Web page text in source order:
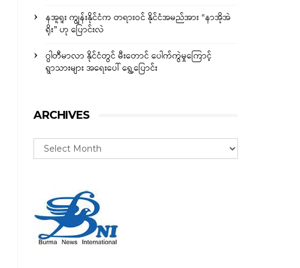
နအူရူး ကျွန်းနိုင်ငံက တရားဝင် နိုင်ငံအမည်အား “နာအိုအဲ
ရိုး” ဟု ပြောင်းလဲ
ဂွါတီမာလာ နိုင်ငံတွင် မီးတောင် ပေါက်ကွဲမှုကြောင့်
ရွာသားများ အရေးပေါ် ရွှေ့ပြောင်း
ARCHIVES